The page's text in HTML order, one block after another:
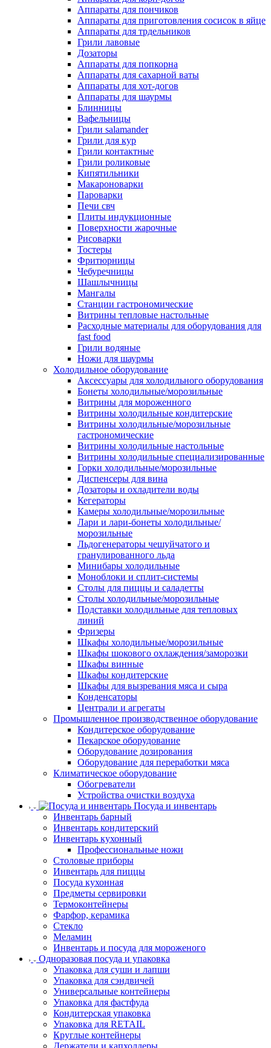
Аппараты для пончиков
Аппараты для приготовления сосисок в яйце
Аппараты для трдельников
Грили лавовые
Дозаторы
Аппараты для попкорна
Аппараты для сахарной ваты
Аппараты для хот-догов
Аппараты для шаурмы
Блинницы
Вафельницы
Грили salamander
Грили для кур
Грили контактные
Грили роликовые
Кипятильники
Макароноварки
Пароварки
Печи свч
Плиты индукционные
Поверхности жарочные
Рисоварки
Тостеры
Фритюрницы
Чебуречницы
Шашлычницы
Мангалы
Станции гастрономические
Витрины тепловые настольные
Расходные материалы для оборудования для
fast food
Грили водяные
Ножи для шаурмы
Холодильное оборудование
Аксессуары для холодильного оборудования
Бонеты холодильные/морозильные
Витрины для мороженного
Витрины холодильные кондитерские
Витрины холодильные/морозильные
гастрономические
Витрины холодильные настольные
Витрины холодильные специализированные
Горки холодильные/морозильные
Диспенсеры для вина
Дозаторы и охладители воды
Кегераторы
Камеры холодильные/морозильные
Лари и лари-бонеты холодильные/
морозильные
Льдогенераторы чешуйчатого и
гранулированного льда
Минибары холодильные
Моноблоки и сплит-системы
Столы для пиццы и саладетты
Столы холодильные/морозильные
Подставки холодильные для тепловых
линий
Фризеры
Шкафы холодильные/морозильные
Шкафы шокового охлаждения/заморозки
Шкафы винные
Шкафы кондитерские
Шкафы для вызревания мяса и сыра
Конденсаторы
Централи и агрегаты
Промышленное производственное оборудование
Кондитерское оборудование
Пекарское оборудование
Оборудование дозирования
Оборудование для переработки мяса
Климатическое оборудование
Обогреватели
Устройства очистки воздуха
Посуда и инвентарь
Инвентарь барный
Инвентарь кондитерский
Инвентарь кухонный
Профессиональные ножи
Столовые приборы
Инвентарь для пиццы
Посуда кухонная
Предметы сервировки
Термоконтейнеры
Фарфор, керамика
Стекло
Меламин
Инвентарь и посуда для мороженого
Одноразовая посуда и упаковка
Упаковка для суши и лапши
Упаковка для сэндвичей
Универсальные контейнеры
Упаковка для фастфуда
Кондитерская упаковка
Упаковка для RETAIL
Круглые контейнеры
Держатели и капхолдеры